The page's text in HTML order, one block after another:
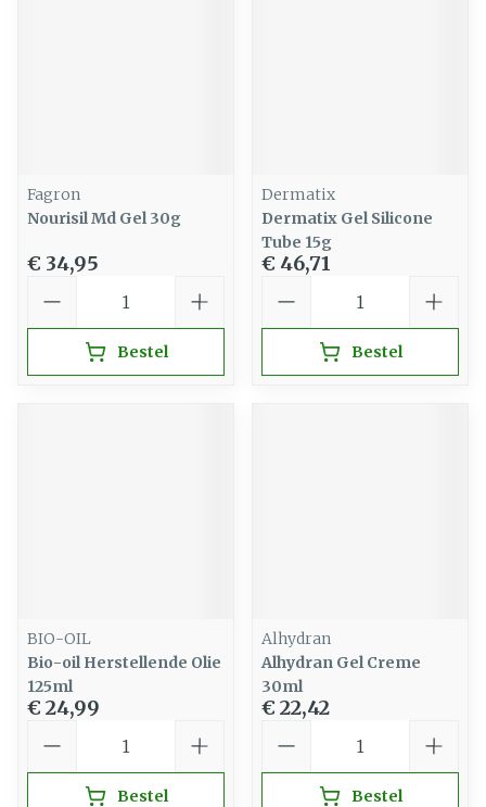
Fagron
Nourisil Md Gel 30g
€ 34,95
Bestel
Dermatix
Dermatix Gel Silicone
Tube 15g
€ 46,71
Bestel
BIO-OIL
Bio-oil Herstellende Olie
125ml
€ 24,99
Bestel
Alhydran
Alhydran Gel Creme
30ml
€ 22,42
Bestel